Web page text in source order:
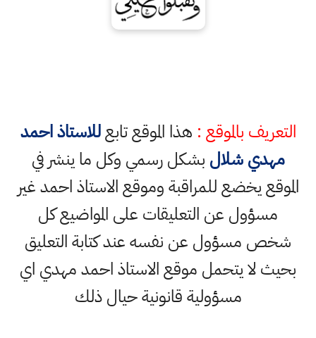
التعريف بالموقع : هذا الموقع تابعللاستاذ احمد
مهدي شلال بشكل رسمي وكل ما ينشر في
الموقع يخضع للمراقبة وموقع الاستاذ احمد غير
مسؤول عن التعليقات على المواضيع كل
شخص مسؤول عن نفسه عند كتابة التعليق
بحيث لا يتحمل موقع الاستاذ احمد مهدي اي
مسؤولية قانونية حيال ذلك